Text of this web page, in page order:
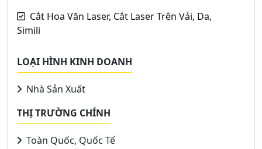
Cắt Hoa Văn Laser, Cắt Laser Trên Vải, Da,
Simili
LOẠI HÌNH KINH DOANH
Nhà Sản Xuất
THỊ TRƯỜNG CHÍNH
Toàn Quốc, Quốc Tế